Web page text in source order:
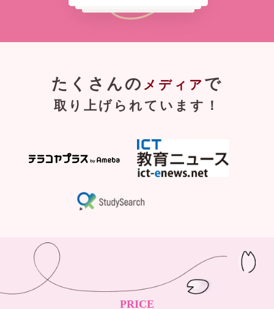
たくさんの メディア で
取り上げられています！
PRICE